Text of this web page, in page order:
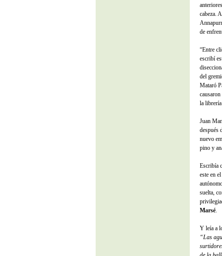
cabeza.
de
“Entre
escribí
del
Mataró
la
Juan
después
nuevo
pino y
Escribía
este en
suelta,
Marsé.
Y leía a
“Las